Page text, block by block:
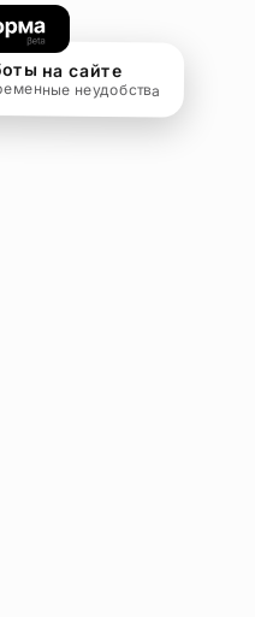
на сайте
неудобства